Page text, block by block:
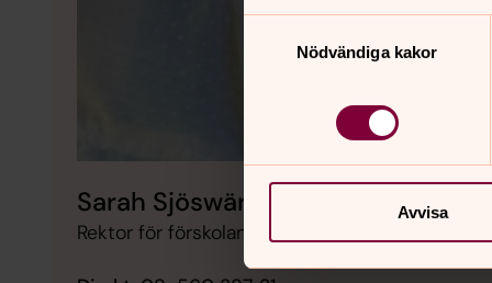
Nödvändiga kakor
Avvisa
Sarah Sjöswärd
Rektor för förskolan, EKERÖ PASTORAT